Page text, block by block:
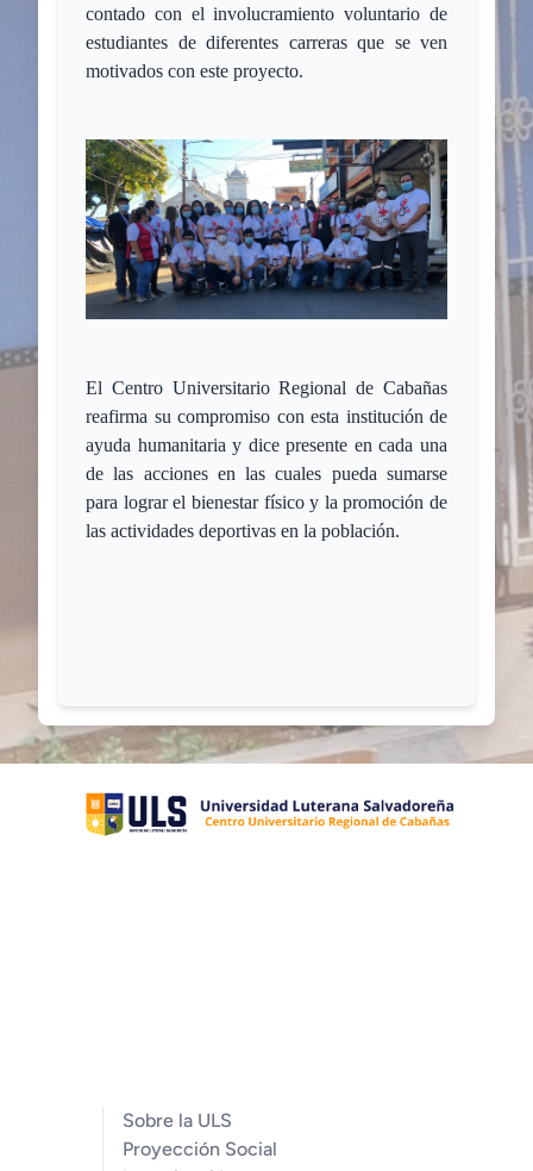
contado con el involucramiento voluntario de
estudiantes de diferentes carreras que se ven
motivados con este proyecto.
El Centro Universitario Regional de Cabañas
reafirma su compromiso con esta institución de
ayuda humanitaria y dice presente en cada una
de las acciones en las cuales pueda sumarse
para lograr el bienestar físico y la promoción de
las actividades deportivas en la población.
Sobre la ULS
Proyección Social